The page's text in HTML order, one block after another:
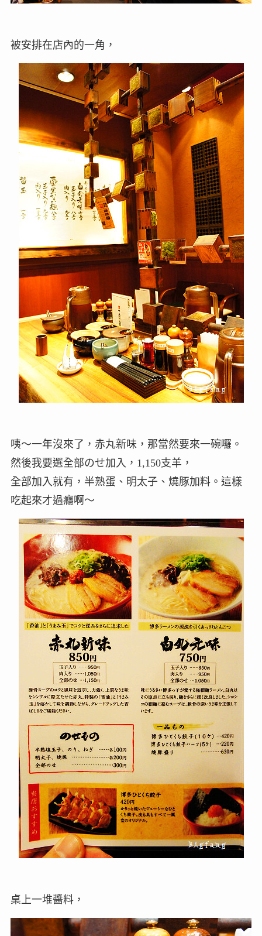
被安排在店內的一角，
咦～一年沒來了，赤丸新味，那當然要來一碗囉。
然後我要選全部のせ加入，1,150支羊，
全部加入就有，半熟蛋、明太子、燒豚加料。這樣
吃起來才過癮啊～
桌上一堆醬料，